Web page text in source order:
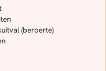
(beroerte)